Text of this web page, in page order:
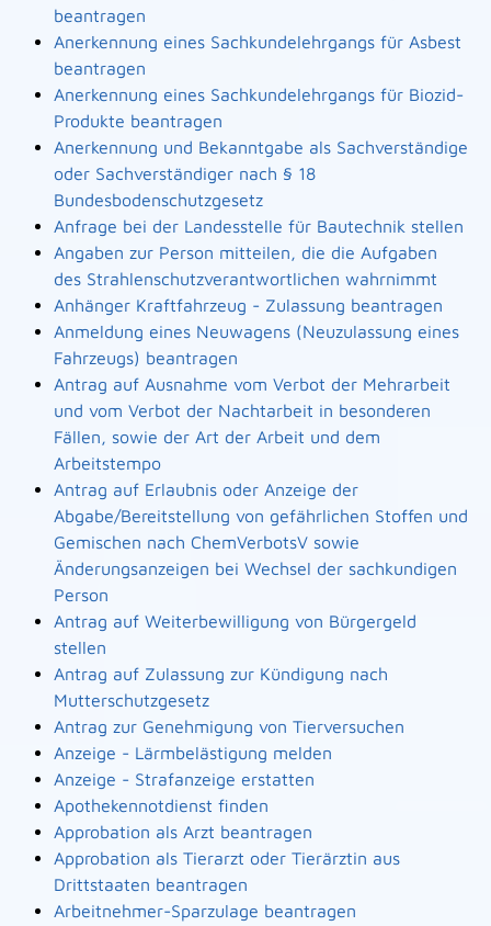
beantragen
Anerkennung eines Sachkundelehrgangs für Asbest
beantragen
Anerkennung eines Sachkundelehrgangs für Biozid-
Produkte beantragen
Anerkennung und Bekanntgabe als Sachverständige
oder Sachverständiger nach § 18
Bundesbodenschutzgesetz
Anfrage bei der Landesstelle für Bautechnik stellen
Angaben zur Person mitteilen, die die Aufgaben
des Strahlenschutzverantwortlichen wahrnimmt
Anhänger Kraftfahrzeug - Zulassung beantragen
Anmeldung eines Neuwagens (Neuzulassung eines
Fahrzeugs) beantragen
Antrag auf Ausnahme vom Verbot der Mehrarbeit
und vom Verbot der Nachtarbeit in besonderen
Fällen, sowie der Art der Arbeit und dem
Arbeitstempo
Antrag auf Erlaubnis oder Anzeige der
Abgabe/Bereitstellung von gefährlichen Stoffen und
Gemischen nach ChemVerbotsV sowie
Änderungsanzeigen bei Wechsel der sachkundigen
Person
Antrag auf Weiterbewilligung von Bürgergeld
stellen
Antrag auf Zulassung zur Kündigung nach
Mutterschutzgesetz
Antrag zur Genehmigung von Tierversuchen
Anzeige - Lärmbelästigung melden
Anzeige - Strafanzeige erstatten
Apothekennotdienst finden
Approbation als Arzt beantragen
Approbation als Tierarzt oder Tierärztin aus
Drittstaaten beantragen
Arbeitnehmer-Sparzulage beantragen